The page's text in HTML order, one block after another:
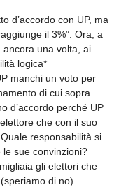
d’accordo con UP, ma
il 3%”. Ora, a
ancora una volta, ai
logica*
manchi un voto per
di cui sopra
d’accordo perché UP
che con il suo
responsabilità si
le sue convinzioni?
gli elettori che
di no)